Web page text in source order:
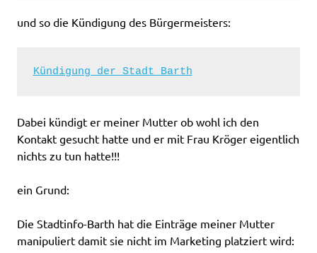
und so die Kündigung des Bürgermeisters:
Kündigung der Stadt Barth
Dabei kündigt er meiner Mutter ob wohl ich den
Kontakt gesucht hatte und er mit Frau Kröger eigentlich
nichts zu tun hatte!!!
ein Grund:
Die Stadtinfo-Barth hat die Einträge meiner Mutter
manipuliert damit sie nicht im Marketing platziert wird: